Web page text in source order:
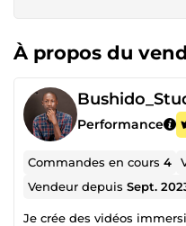
À propos du
Performance
Commandes en cours4
Vendeur depuisSept.
Je crée des vidéos